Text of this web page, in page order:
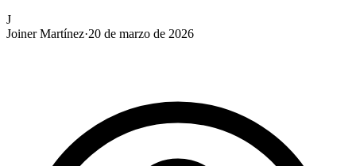
J
Joiner Martínez·20 de marzo de 2026